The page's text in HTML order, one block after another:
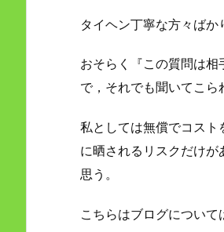
タイヘン丁寧な方々ばか
おそらく『この質問は
で，それでも聞いてこら
私としては無償でコス
に晒されるリスクだけ
思う。
こちらはブログについ